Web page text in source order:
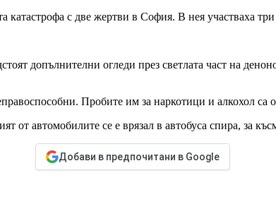
с две жертви в София. В нея участваха
допълнителни огледи през светлата част на
Пробите им за наркотици и алкохол
от автомобилите се е врязал в автобуса спира, за
Добави в предпочитани в Google